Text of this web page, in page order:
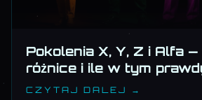
Pokolenia X, Y, Z i Alfa
różnice i ile w tym
CZYTAJ DALEJ →